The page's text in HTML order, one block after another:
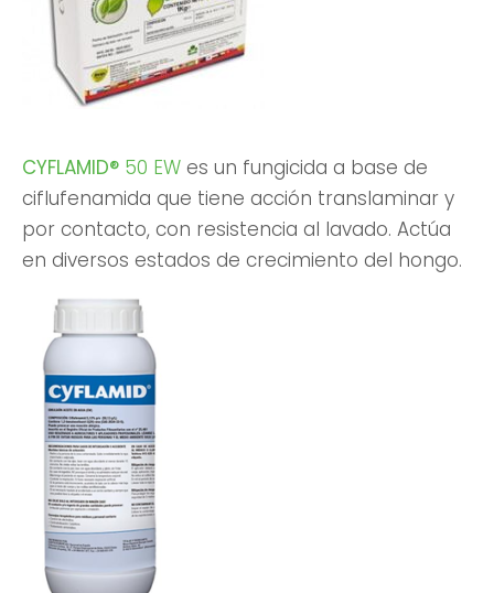
CYFLAMID® 50 EW es un fungicida a base de
ciflufenamida que tiene acción translaminar y
por contacto, con resistencia al lavado. Actúa
en diversos estados de crecimiento del hongo.